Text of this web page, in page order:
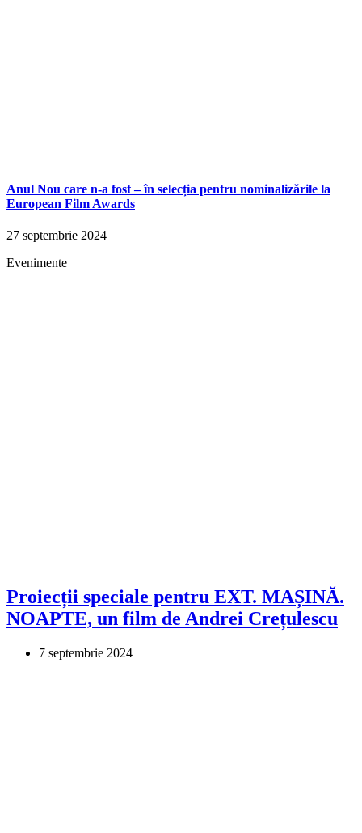
Anul Nou care n-a fost – în selecția pentru nominalizările la
European Film Awards
27 septembrie 2024
Evenimente
Proiecții speciale pentru EXT. MAȘINĂ.
NOAPTE, un film de Andrei Crețulescu
7 septembrie 2024